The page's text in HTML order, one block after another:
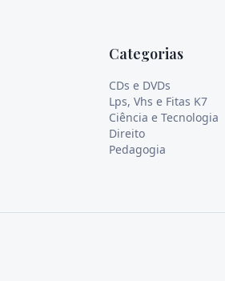
Categorias
CDs e DVDs
Lps, Vhs e Fitas K7
Ciência e Tecnologia
Direito
Pedagogia